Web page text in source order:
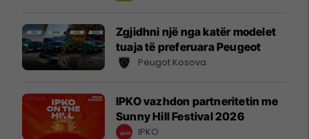
Zgjidhni një nga katër modelet
tuaja të preferuara Peugeot
Peugot Kosova
IPKO vazhdon partneritetin me
Sunny Hill Festival 2026
IPKO